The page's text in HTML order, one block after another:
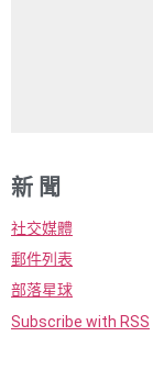
新 聞
社交媒體
郵件列表
部落星球
Subscribe with RSS